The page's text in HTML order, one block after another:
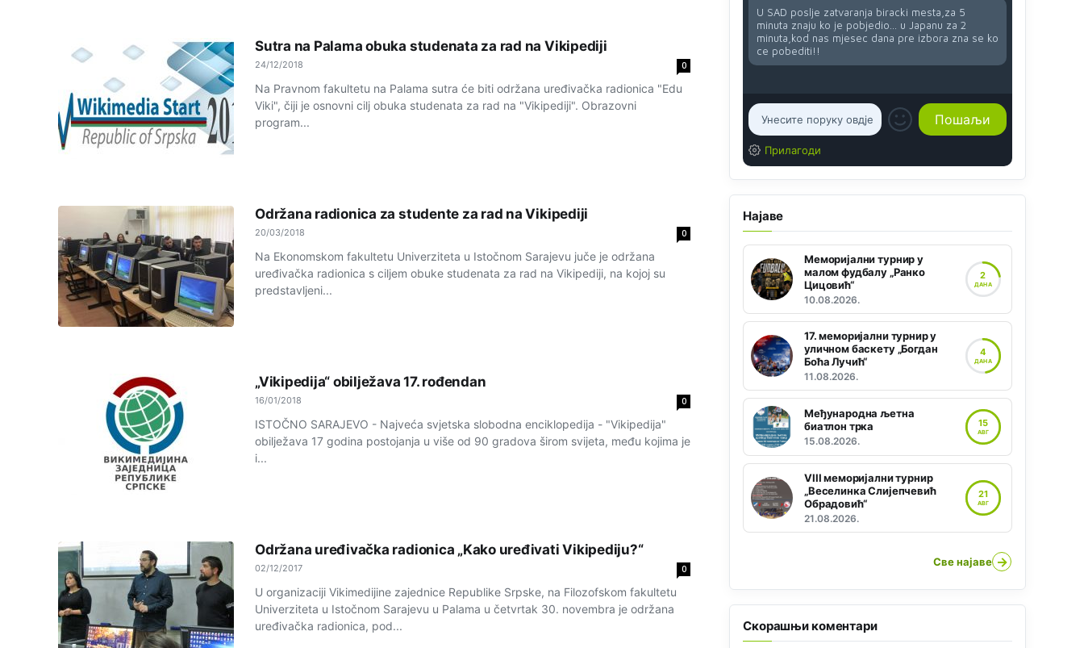
Sutra na Palama obuka studenata za rad na Vikipediji
24/12/2018 0
Na Pravnom fakultetu na Palama sutra će biti održana uređivačka radionica "Edu
Viki", čiji je osnovni cilj obuka studenata za rad na "Vikipediji". Obrazovni
program...
Održana radionica za studente za rad na Vikipediji
20/03/2018 0
Na Ekonomskom fakultetu Univerziteta u Istočnom Sarajevu juče je održana
uređivačka radionica s ciljem obuke studenata za rad na Vikipediji, na kojoj su
predstavljeni...
„Vikipedija“ obilježava 17. rođendan
16/01/2018 0
ISTOČNO SARAJEVO - Najveća svjetska slobodna enciklopedija - "Vikipedija"
obilježava 17 godina postojanja u više od 90 gradova širom svijeta, među kojima je
i...
Održana uređivačka radionica „Kako uređivati Vikipediju?“
02/12/2017 0
U organizaciji Vikimedijine zajednice Republike Srpske, na Filozofskom fakultetu
Univerziteta u Istočnom Sarajevu u Palama u četvrtak 30. novembra je održana
uređivačka radionica, pod...
U SAD poslje zatvaranja biracki mesta,za 5
minuta znaju ko je pobjedio... u Japanu za 2
minuta,kod nas mjesec dana pre izbora zna se ko
ce pobediti!!
Прилагоди
Најаве
Меморијални турнир у
малом фудбалу „Ранко
Цицовић“
10.08.2026.
2
ДАНА
17. меморијални турнир у
уличном баскету „Богдан
Боћа Лучић“
11.08.2026.
4
ДАНА
Међународна љетна
биатлон трка
15.08.2026.
15
АВГ
VIII меморијални турнир
„Веселинка Слијепчевић
Обрадовић“
21.08.2026.
21
АВГ
Све најаве →
Скорашњи коментари